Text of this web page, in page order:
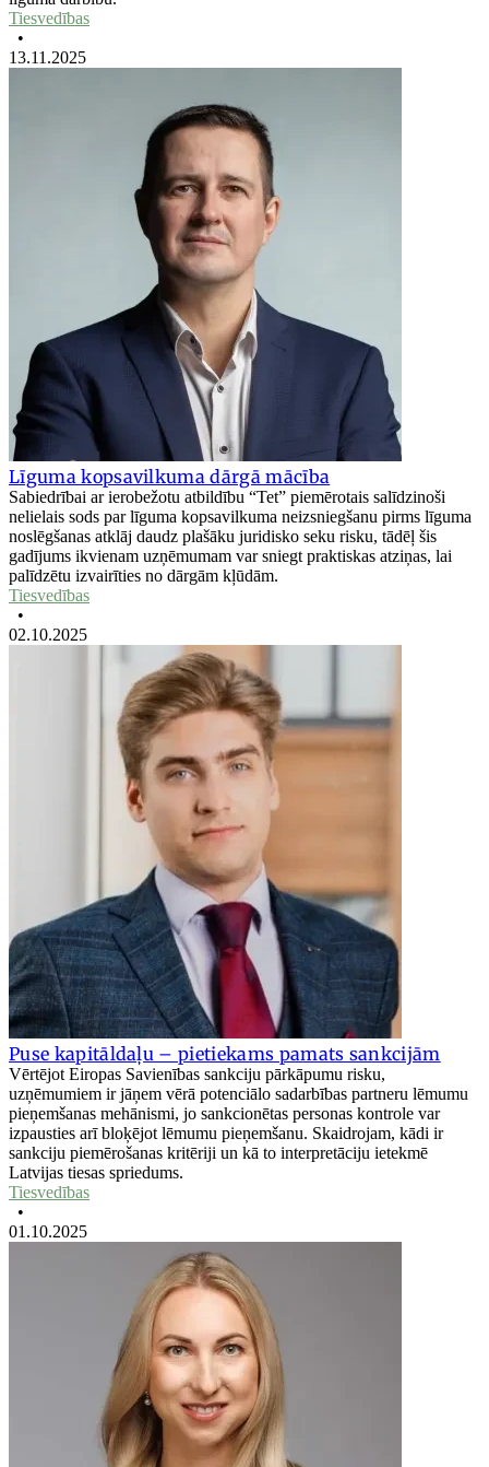
Tiesvedības
•
13.11.2025
Līguma kopsavilkuma dārgā mācība
Sabiedrībai ar ierobežotu atbildību “Tet” piemērotais salīdzinoši
nelielais sods par līguma kopsavilkuma neizsniegšanu pirms līguma
noslēgšanas atklāj daudz plašāku juridisko seku risku, tādēļ šis
gadījums ikvienam uzņēmumam var sniegt praktiskas atziņas, lai
palīdzētu izvairīties no dārgām kļūdām.
Tiesvedības
•
02.10.2025
Puse kapitāldaļu – pietiekams pamats sankcijām
Vērtējot Eiropas Savienības sankciju pārkāpumu risku,
uzņēmumiem ir jāņem vērā potenciālo sadarbības partneru lēmumu
pieņemšanas mehānismi, jo sankcionētas personas kontrole var
izpausties arī bloķējot lēmumu pieņemšanu. Skaidrojam, kādi ir
sankciju piemērošanas kritēriji un kā to interpretāciju ietekmē
Latvijas tiesas spriedums.
Tiesvedības
•
01.10.2025